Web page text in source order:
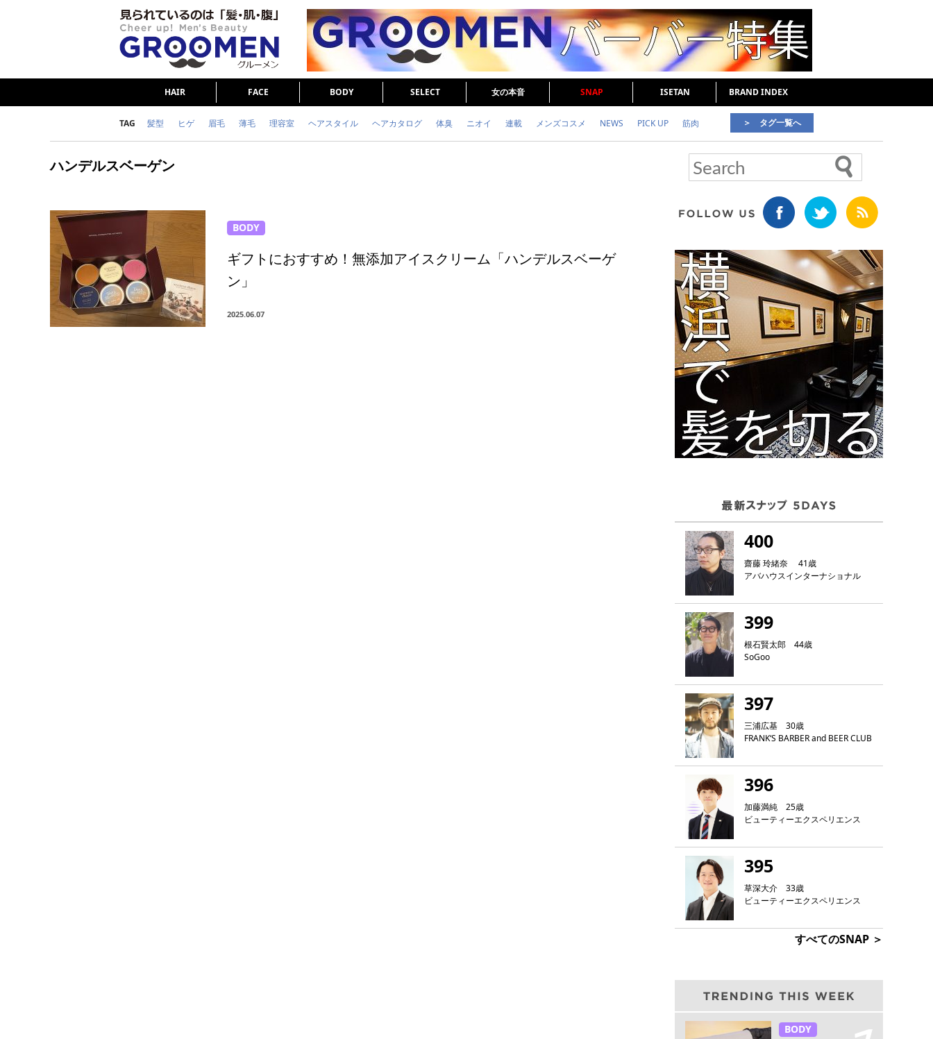
HAIR FACE BODY SELECT 女の本音 SNAP ISETAN BRAND INDEX
TAG 髪型 ヒゲ 眉毛 薄毛 理容室 ヘアスタイル ヘアカタログ 体臭 ニオイ 連載 メンズコスメ NEWS PICK UP 筋肉
女の本音 頭皮ケア
＞ タグ一覧へ
ハンデルスベーゲン
BODY
ギフトにおすすめ！無添加アイスクリーム「ハンデルスベーゲ
ン」
2025.06.07
400
齋藤 玲緒奈 41歳
アバハウスインターナショナル
399
根石賢太郎 44歳
SoGoo
397
三浦広基 30歳
FRANK‘S BARBER and BEER CLUB
396
加藤満純 25歳
ビューティーエクスペリエンス
395
草深大介 33歳
ビューティーエクスペリエンス
すべてのSNAP ＞
BODY